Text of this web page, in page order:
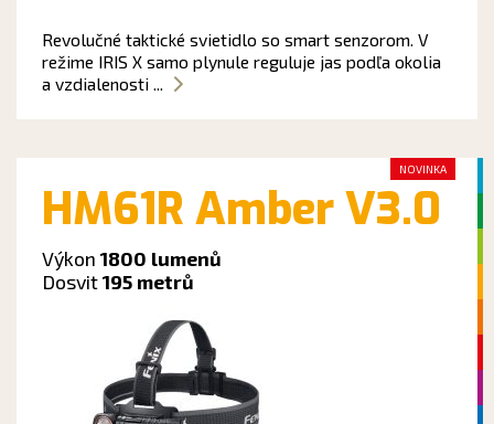
Revolučné taktické svietidlo so smart senzorom. V
režime IRIS X samo plynule reguluje jas podľa okolia
a vzdialenosti ...
HM61R Amber V3.0
Výkon 1800 lumenů
Dosvit195 metrů
NOVINKA